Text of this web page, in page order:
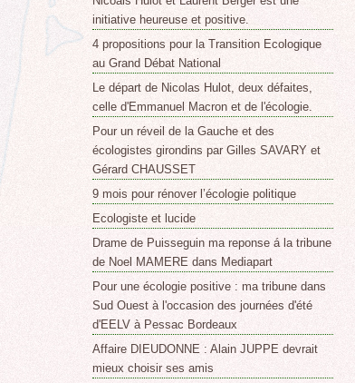
initiative heureuse et positive.
4 propositions pour la Transition Ecologique
au Grand Débat National
Le départ de Nicolas Hulot, deux défaites,
celle d'Emmanuel Macron et de l'écologie.
Pour un réveil de la Gauche et des
écologistes girondins par Gilles SAVARY et
Gérard CHAUSSET
9 mois pour rénover l’écologie politique
Ecologiste et lucide
Drame de Puisseguin ma reponse á la tribune
de Noel MAMERE dans Mediapart
Pour une écologie positive : ma tribune dans
Sud Ouest à l'occasion des journées d'été
d'EELV à Pessac Bordeaux
Affaire DIEUDONNE : Alain JUPPE devrait
mieux choisir ses amis